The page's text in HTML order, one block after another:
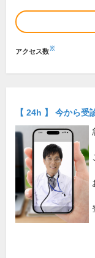
アクセス数※
【 24h 】 今から受